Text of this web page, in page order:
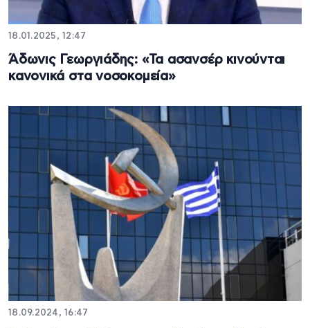
18.01.2025, 12:47
Άδωνις Γεωργιάδης: «Τα ασανσέρ κινούνται
κανονικά στα νοσοκομεία»
18.09.2024, 16:47